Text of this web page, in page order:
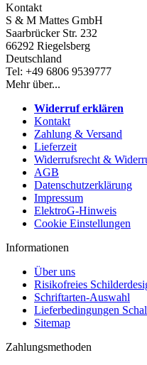
Kontakt
S & M Mattes GmbH
Saarbrücker Str. 232
66292 Riegelsberg
Deutschland
Tel: +49 6806 9539777
Mehr über...
Widerruf erklären
Kontakt
Zahlung & Versand
Lieferzeit
Widerrufsrecht &
AGB
Datenschutzerklärung
Impressum
ElektroG-Hinweis
Cookie Einstellungen
Informationen
Über uns
Risikofreies
Schriftarten-Auswahl
Lieferbedingungen
Sitemap
Zahlungsmethoden